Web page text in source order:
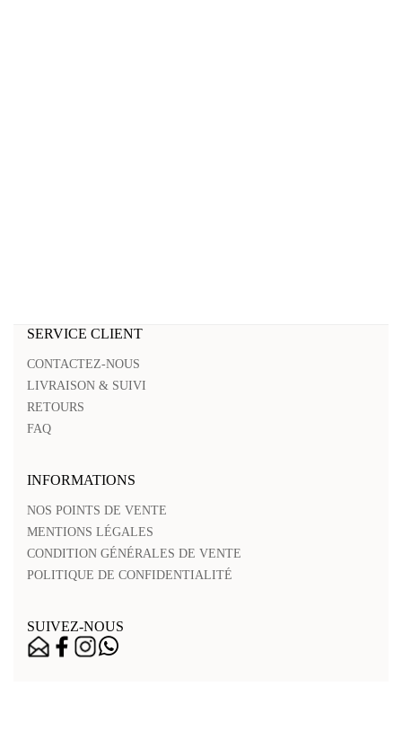
SERVICE CLIENT
CONTACTEZ-NOUS
LIVRAISON & SUIVI
RETOURS
FAQ
INFORMATIONS
NOS POINTS DE VENTE
MENTIONS LÉGALES
CONDITION GÉNÉRALES DE VENTE
POLITIQUE DE CONFIDENTIALITÉ
SUIVEZ-NOUS